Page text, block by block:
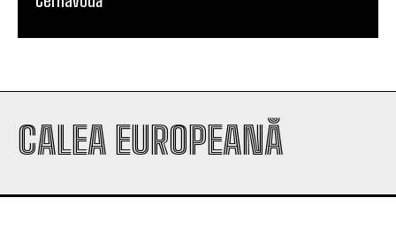
CALEA EUROPEANĂ